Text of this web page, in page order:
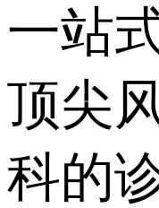
一站
顶尖
科的